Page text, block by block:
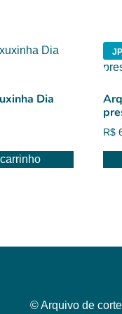
Dia
R$
© Arquivo de